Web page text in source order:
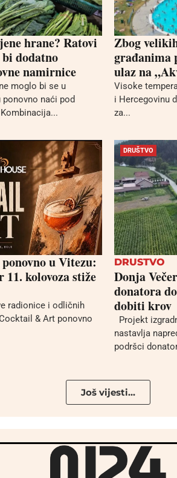
hrane? Ratovi
dodatno
namirnice
moglo bi se u
naći pod
Zbog
građanima
ulaz na
Visoke
i Hercegovinu
za...
u Vitezu:
kolovoza stiže
radionice i odličnih
& Art ponovno
DRUŠTVO
DRUSTVO
Donja
donatora
dobiti krov
Projekt
nastavlja
podršci
Još vijesti...